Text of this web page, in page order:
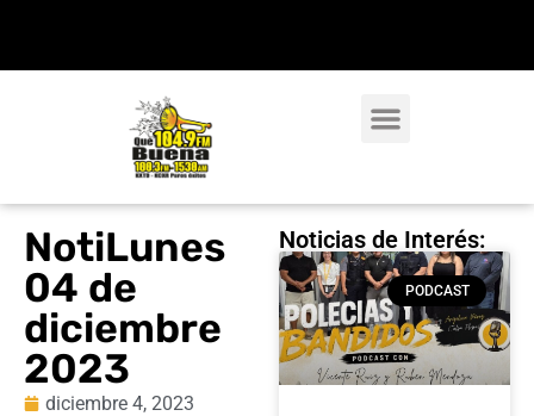
NotiLunes
04 de
diciembre
2023
diciembre 4, 2023
Noticias de Interés:
PODCAST